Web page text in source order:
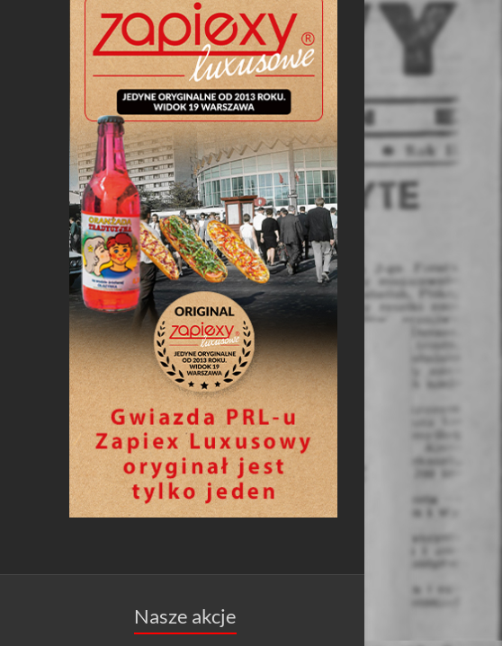
Nasze akcje